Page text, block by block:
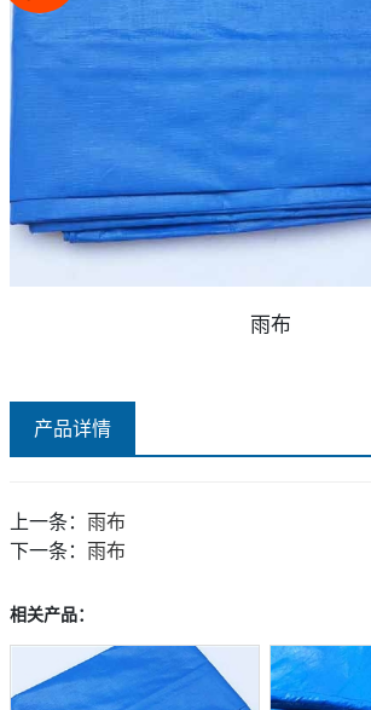
雨布
产品详情
上一条： 雨布
下一条： 雨布
相关产品：